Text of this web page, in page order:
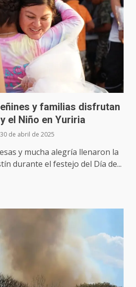
y familias disfrutan
el Niño en Yuriria
30 de abril de 2025
y mucha alegría llenaron la
durante el festejo del Día de...